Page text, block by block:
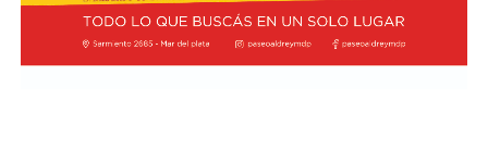
Además, el gobernador se refirió a la importancia del
yacimiento patagónico y recordó también que el